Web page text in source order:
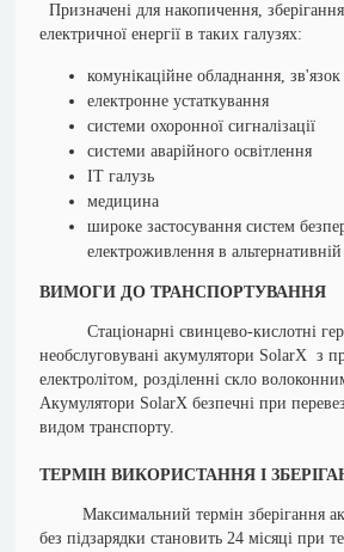
Призначені для накопичення, зберігання
електричної енергії в таких галузях:
комунікаційне обладнання, зв'язок
електронне устаткування
системи охоронної сигналізації
системи аварійного освітлення
ІТ галузь
медицина
широке застосування систем
електроживлення в альтернативній
ВИМОГИ ДО ТРАНСПОРТУВАННЯ
Стаціонарні свинцево-кислотні
необслуговувані акумулятори SolarX з
електролітом, розділенні скло
Акумулятори SolarX безпечні при
видом транспорту.
ТЕРМІН ВИКОРИСТАННЯ І
Максимальний термін зберігання
без підзарядки становить 24 місяці при